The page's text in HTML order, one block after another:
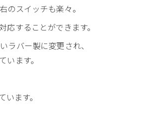
のスイッチも楽々。
することができます。
バー製に変更され、
ます。
ます。